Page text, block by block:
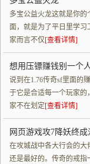
多宝公益火龙这就是你
面，就是为了平日里学
家而言不仅[查看详情]
想用压镖赚钱别一个
说到在1.76传奇sf里面的
于它是合适每一个玩家
家不在划定[查看详情]
网页游戏攻7降妖终
在攻城战中各大行会的
还是最好的。传奇的戒指